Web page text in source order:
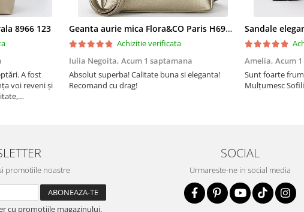
8966 123
A fost
voi reveni și
Geanta aurie mica Flora&CO Paris H6930 16
Achizitie verificata
Iulia Negoita, Acum 1 saptamana
Absolut superba! Calitate buna si eleganta!
Recomand cu drag!
Amelia, Acum
Sunt foarte
Mulţumesc
promotiile noastre
cu promotiile magazinului.
SOCIAL
Urmareste-ne in social media